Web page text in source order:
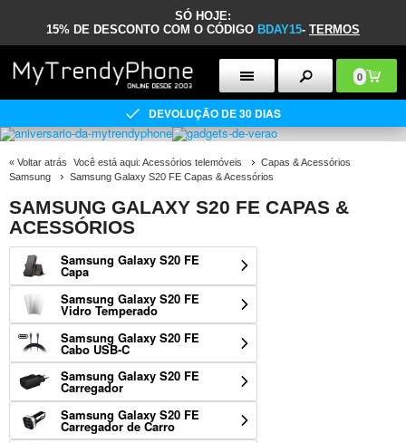
SÓ HOJE:
15% DE DESCONTO COM O CÓDIGO BDAY15- TERMOS
0
DEVOLUÇÃO DE 30 DIAS
« Voltar atrás Você está aqui: Acessórios telemóveis
Capas & Acessórios
Samsung
Samsung Galaxy S20 FE Capas & Acessórios
SAMSUNG GALAXY S20 FE CAPAS &
ACESSÓRIOS
Samsung Galaxy S20 FE
Capa
Samsung Galaxy S20 FE
Vidro Temperado
Samsung Galaxy S20 FE
Cabo USB-C
Samsung Galaxy S20 FE
Carregador
Samsung Galaxy S20 FE
Carregador de Carro